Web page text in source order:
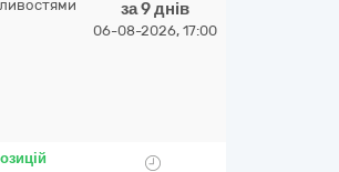
за 9 днів
06-08-2026, 17:00